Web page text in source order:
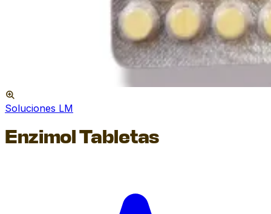
Soluciones LM
Enzimol Tabletas